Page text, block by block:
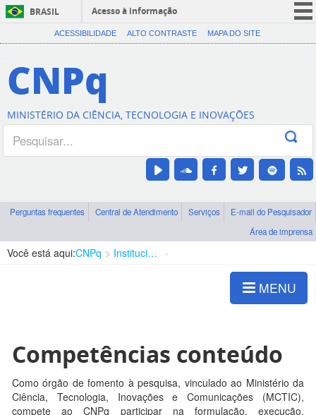
BRASIL
Acesso à informação
CORONAVÍRUS (COVID-19)
Canais
ACESSIBILIDADE ALTO CONTRASTE MAPA DO SITE
CNPq
MINISTÉRIO DA CIÊNCIA, TECNOLOGIA E INOVAÇÕES
Perguntas frequentes Central de Atendimento Serviços
E-mail do Pesquisador
Área de imprensa
Você está aqui:CNPq Institucional
MENU
Competências conteúdo
Como órgão de fomento à pesquisa, vinculado ao Ministério da
Ciência, Tecnologia, Inovações e Comunicações (MCTIC),
compete ao CNPq participar na formulação, execução,